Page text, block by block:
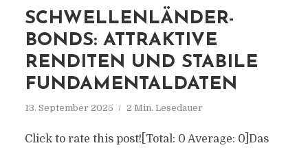
SCHWELLENLÄNDER-
BONDS: ATTRAKTIVE
RENDITEN UND STABILE
FUNDAMENTALDATEN
13. September 2025 2 Min. Lesedauer
Click to rate this post![Total: 0 Average: 0]Das